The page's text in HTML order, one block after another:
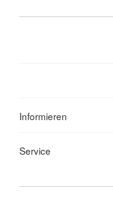
Informieren
Service